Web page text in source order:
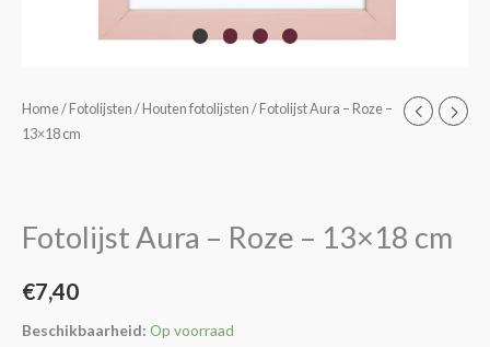
Home/ Fotolijsten / Houten fotolijsten / Fotolijst Aura – Roze –
13×18 cm
Fotolijst Aura – Roze – 13×18 cm
€7,40
Beschikbaarheid: Op voorraad
Fotolijst
Aura
13x18
aantal